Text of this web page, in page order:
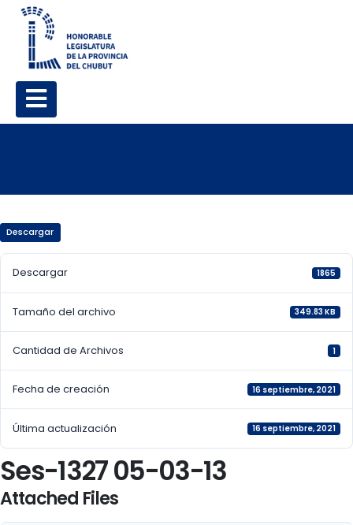
Descargar
Descargar 1865
Tamaño del archivo 349.83 KB
Cantidad de Archivos 1
Fecha de creación 16 septiembre, 2021
Última actualización 16 septiembre, 2021
Ses-1327 05-03-13
Attached Files